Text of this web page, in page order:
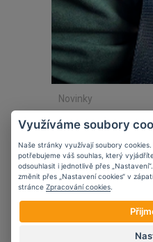
Novinky
5 věcí, které
zbraně ve vozidle
2023
Využíváme soubory
Naše stránky využívají soubory
potřebujeme váš souhlas, který
odsouhlasit i jednotlivě přes
změnit přes „Nastavení cookies“ v
stránce Zpracování cookies